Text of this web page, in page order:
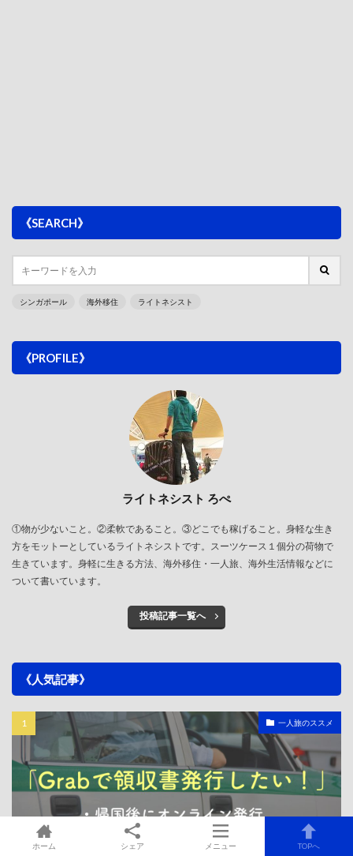
《SEARCH》
シンガポール 海外移住 ライトネシスト
《PROFILE》
ライトネシスト ろぺ
①物が少ないこと。②柔軟であること。③どこでも稼げること。身軽な生き
方をモットーとしているライトネシストです。スーツケース１個分の荷物で
生きています。身軽に生きる方法、海外移住・一人旅、海外生活情報などに
ついて書いています。
投稿記事一覧へ
《人気記事》
一人旅のススメ
ホーム シェア メニュー TOPへ